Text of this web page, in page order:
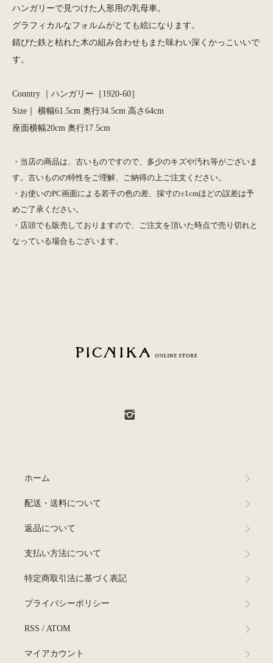
ハンガリーで見つけた人形用の乳母車。
グラフィカルなフォルムがとても絵になります。
錆びた鉄と枯れた木の組み合わせもまた味わい深くかっこいいで
す。
Country ｜ハンガリー［1920-60］
Size｜ 横幅61.5cm 奥行34.5cm 高さ64cm
座面横幅20cm 奥行17.5cm
・当店の商品は、古いものですので、多少のキズや汚れ等がございま
す。古いものの特性をご理解、ご納得の上ご注文ください。
・お使いのPC画面による若干の色の差、採寸の±1cmほどの誤差は予
めご了承ください。
・店頭でも販売しておりますので、ご注文を頂いた時点で売り切れと
なっている場合もございます。
ホーム
配送・送料について
返品について
支払い方法について
特定商取引法に基づく表記
プライバシーポリシー
RSS / ATOM
マイアカウント